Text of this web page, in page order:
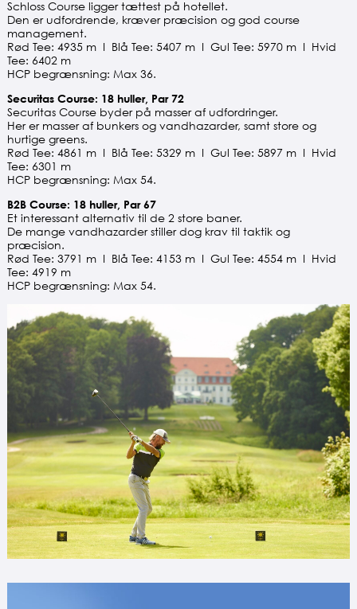
Schloss Course ligger tættest på hotellet.
Den er udfordrende, kræver præcision og god course
management.
Rød Tee: 4935 m I Blå Tee: 5407 m I Gul Tee: 5970 m I Hvid
Tee: 6402 m
HCP begrænsning: Max 36.
Securitas Course: 18 huller, Par 72
Securitas Course byder på masser af udfordringer.
Her er masser af bunkers og vandhazarder, samt store og
hurtige greens.
Rød Tee: 4861 m I Blå Tee: 5329 m I Gul Tee: 5897 m I Hvid
Tee: 6301 m
HCP begrænsning: Max 54.
B2B Course: 18 huller, Par 67
Et interessant alternativ til de 2 store baner.
De mange vandhazarder stiller dog krav til taktik og
præcision.
Rød Tee: 3791 m I Blå Tee: 4153 m I Gul Tee: 4554 m I Hvid
Tee: 4919 m
HCP begrænsning: Max 54.